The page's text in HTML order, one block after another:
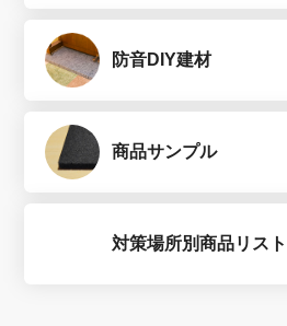
防音DIY建材
商品サンプル
対策場所別商品リスト